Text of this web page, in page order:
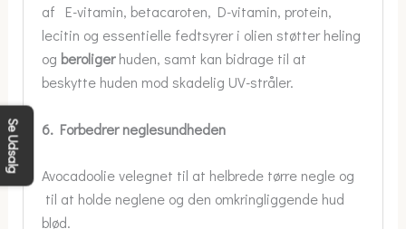
af E-vitamin, betacaroten, D-vitamin, protein,
lecitin og essentielle fedtsyrer i olien støtter heling
og beroligerhuden, samt kan bidrage til at
beskytte huden mod skadelig UV-stråler.
6. Forbedrer neglesundheden
Avocadoolie velegnet til at helbrede tørre negle og
til at holde neglene og den omkringliggende hud
blød.
Se Udsalg